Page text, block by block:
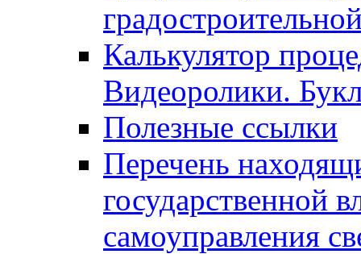
Калькулятор
Видеоролики.
Полезные ссылки
Перечень
государственной
самоуправления